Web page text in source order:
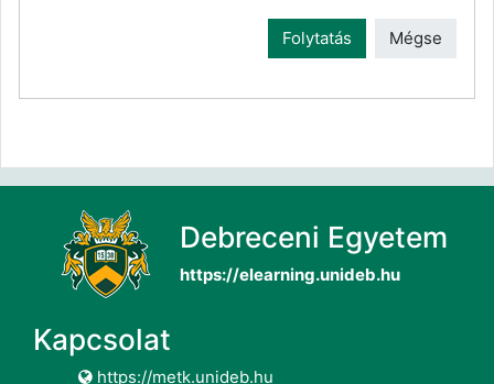
Folytatás Mégse
Debreceni Egyetem
https://elearning.unideb.hu
Kapcsolat
https://metk.unideb.hu